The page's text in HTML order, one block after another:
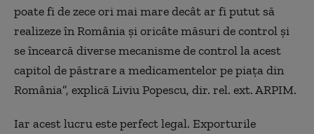
poate fi de zece ori mai mare decât ar fi putut să
realizeze în România şi oricâte măsuri de control şi
se încearcă diverse mecanisme de control la acest
capitol de păstrare a medicamentelor pe piaţa din
România”, explică Liviu Popescu, dir. rel. ext. ARPIM.
Iar acest lucru este perfect legal. Exporturile